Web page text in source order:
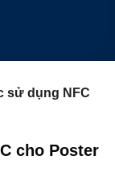
sử dụng NFC
cho Poster